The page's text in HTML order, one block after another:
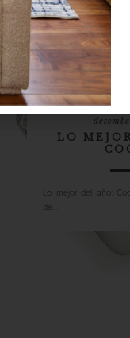
LO
Lo mejor del año: